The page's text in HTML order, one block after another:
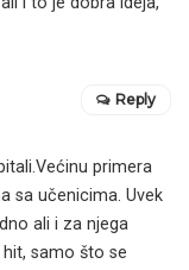
primera
sa učenicima. Uvek
ali i za njega
samo što se
Reply